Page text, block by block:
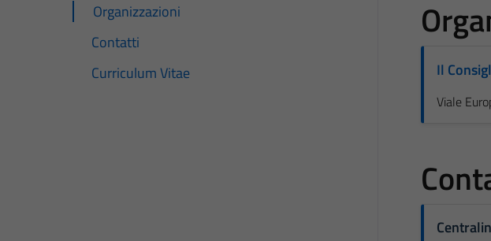
Organizzazioni
Contatti
Curriculum Vitae
Il
Viale